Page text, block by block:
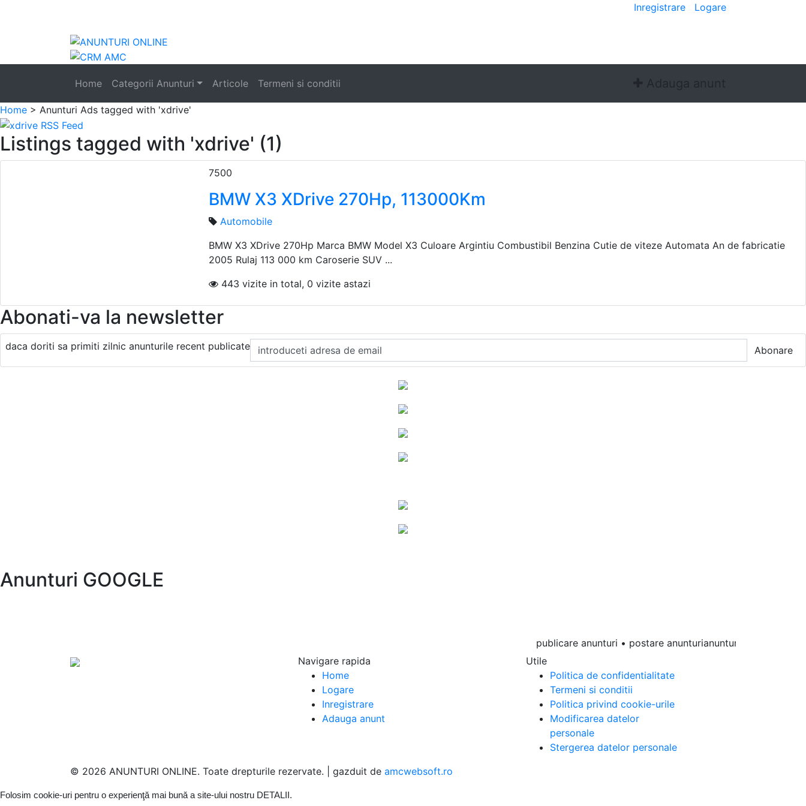
Inregistrare Logare
Home Categorii Anunturi Articole Termeni si conditii Adauga anunt
Home > Anunturi Ads tagged with 'xdrive'
Listings tagged with 'xdrive' (1)
7500
BMW X3 XDrive 270Hp, 113000Km
Automobile
BMW X3 XDrive 270Hp Marca BMW Model X3 Culoare Argintiu Combustibil Benzina Cutie de viteze Automata An de fabricatie
2005 Rulaj 113 000 km Caroserie SUV ...
443 vizite in total, 0 vizite astazi
Abonati-va la newsletter
daca doriti sa primiti zilnic anunturile recent publicate
Anunturi GOOGLE
publicare anunturi • postare anunturianunturi online •
Navigare rapida
Home
Logare
Inregistrare
Adauga anunt
Utile
Politica de confidentialitate
Termeni si conditii
Politica privind cookie-urile
Modificarea datelor
personale
Stergerea datelor personale
© 2026 ANUNTURI ONLINE. Toate drepturile rezervate. | gazduit de amcwebsoft.ro
Folosim cookie-uri pentru o experienţă mai bună a site-ului nostru DETALII .